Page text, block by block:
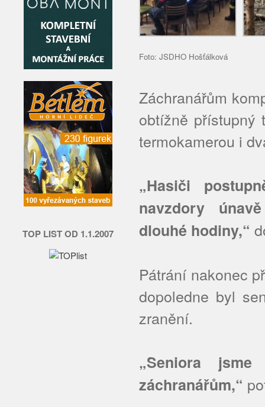
TOP LIST OD 1.1.2007
Foto: JSDHO Hošťálková
Záchranářům
obtížně přístupný
termokamerou i
„Hasiči
navzdory
dlouhé hodiny,“
Pátrání nakonec
dopoledne byl
zranění.
„Seniora
záchranářům,“